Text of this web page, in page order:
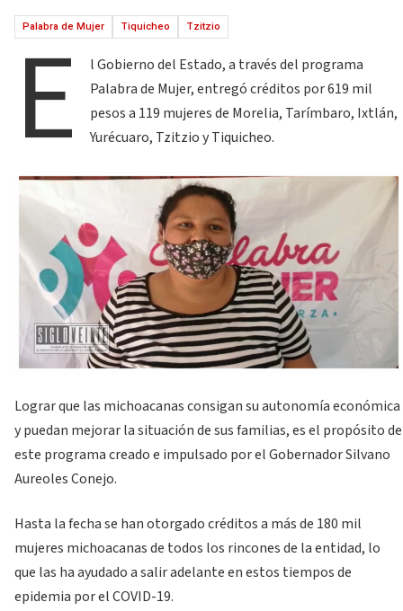
Palabra de Mujer Tiquicheo Tzitzio
E
l Gobierno del Estado, a través del programa
Palabra de Mujer, entregó créditos por 619 mil
pesos a 119 mujeres de Morelia, Tarímbaro, Ixtlán,
Yurécuaro, Tzitzio y Tiquicheo.
Lograr que las michoacanas consigan su autonomía económica
y puedan mejorar la situación de sus familias, es el propósito de
este programa creado e impulsado por el Gobernador Silvano
Aureoles Conejo.
Hasta la fecha se han otorgado créditos a más de 180 mil
mujeres michoacanas de todos los rincones de la entidad, lo
que las ha ayudado a salir adelante en estos tiempos de
epidemia por el COVID-19.